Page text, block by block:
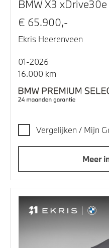
BMW X3 xDrive30e
€ 65.900,-
Ekris Heerenveen
01-2026
16.000 km
Vergelijken / Mijn
Meer